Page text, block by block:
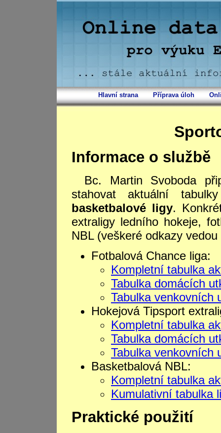
Hlavní strana Příprava úloh
Informace o službě
Bc. Martin Svoboda
stahovat aktuální
basketbalové ligy.
extraligy ledního hokeje,
NBL (veškeré odkazy
Fotbalová Chance liga:
Kompletní tabulka
Tabulka domácích
Tabulka venkovních
Hokejová Tipsport
Kompletní tabulka
Tabulka domácích
Tabulka venkovních
Basketbalová NBL:
Kompletní tabulka
Kumulativní tabulka
Praktické použití